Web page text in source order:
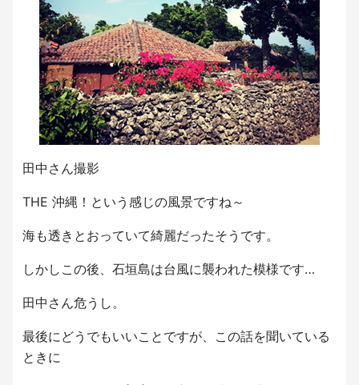
田中さん撮影
THE 沖縄！という感じの風景ですね～
海も透きとおっていて綺麗だったそうです。
しかしこの後、石垣島は台風に襲われた模様です…
田中さん危うし。
最後にどうでもいいことですが、この話を聞いている
ときに